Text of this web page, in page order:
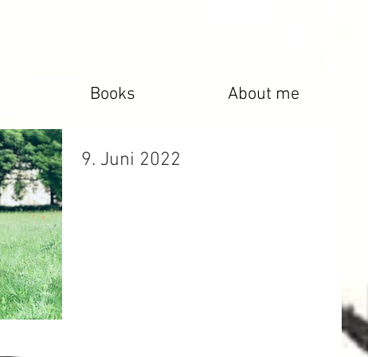
Books About me
9. Juni 2022